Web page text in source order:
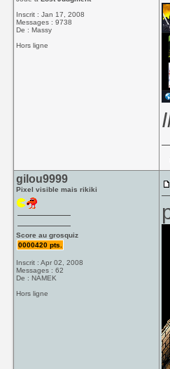
Inscrit : Jan 17, 2008
Messages : 9738
De : Massy
Hors ligne
gilou9999
Pixel visible mais rikiki
Score au grosquiz
0000420 pts.
Inscrit : Apr 02, 2008
Messages : 62
De : NAMEK
Hors ligne